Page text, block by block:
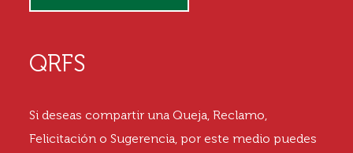
QRFS
Si deseas compartir una Queja, Reclamo,
Felicitación o Sugerencia, por este medio puedes